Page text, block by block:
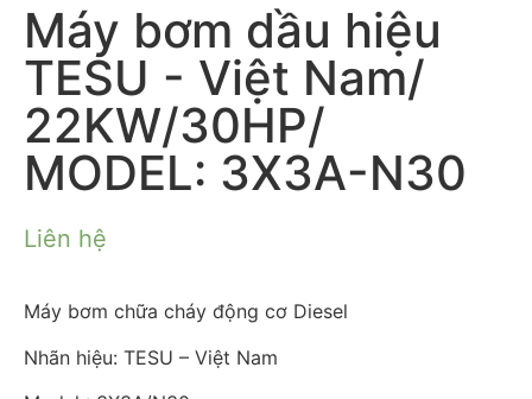
Máy bơm dầu hiệu
TESU - Việt Nam/
22KW/30HP/
MODEL: 3X3A-N30
Liên hệ
Máy bơm chữa cháy động cơ Diesel
Nhãn hiệu: TESU – Việt Nam